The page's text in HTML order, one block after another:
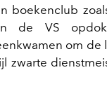
boekenclub
de VS
om de
zwarte